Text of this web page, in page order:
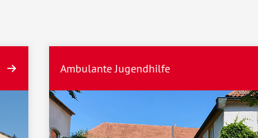
Ambulante Jugendhilfe